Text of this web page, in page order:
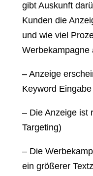
gibt Auskunft
Kunden die
und wie viel
Werbekampagne
– Anzeige
Keyword Eingabe
– Die Anzeige ist
Targeting)
– Die
ein größerer